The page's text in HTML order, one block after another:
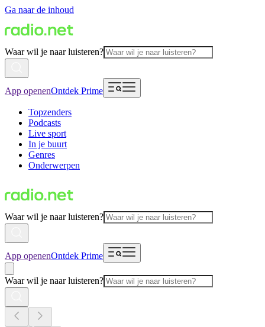
Ga naar de inhoud
Waar wil je naar luisteren?
App openenOntdek Prime
Topzenders
Podcasts
Live sport
In je buurt
Genres
Onderwerpen
Waar wil je naar luisteren?
App openenOntdek Prime
Waar wil je naar luisteren?